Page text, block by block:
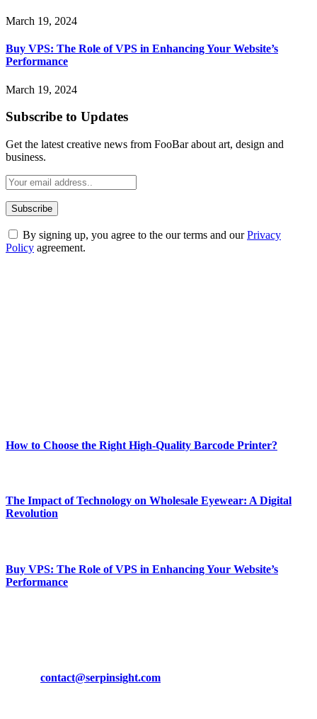
March 19, 2024
Buy VPS: The Role of VPS in Enhancing Your Website’s
Performance
March 19, 2024
Subscribe to Updates
Get the latest creative news from FooBar about art, design and
business.
By signing up, you agree to the our terms and ourPrivacy
Policy agreement.
How to Choose the Right High-Quality Barcode Printer?
The Impact of Technology on Wholesale Eyewear: A Digital
Revolution
Buy VPS: The Role of VPS in Enhancing Your Website’s
Performance
contact@serpinsight.com